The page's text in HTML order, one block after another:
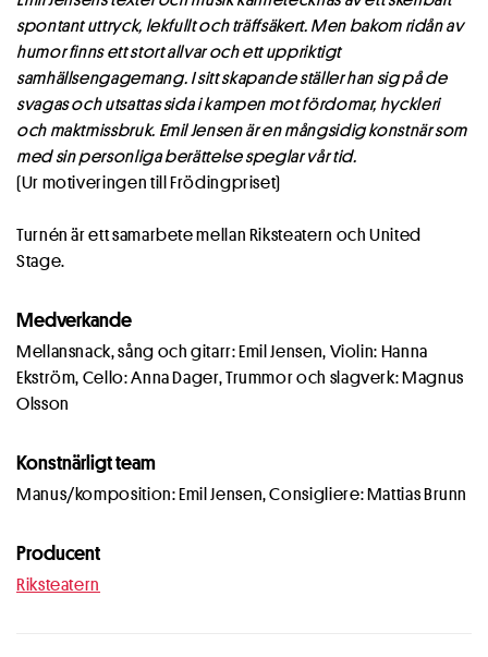
spontant uttryck, lekfullt och träffsäkert. Men bakom ridån av
humor finns ett stort allvar och ett uppriktigt
samhällsengagemang. I sitt skapande ställer han sig på de
svagas och utsattas sida i kampen mot fördomar, hyckleri
och maktmissbruk. Emil Jensen är en mångsidig konstnär som
med sin personliga berättelse speglar vår tid.
(Ur motiveringen till Frödingpriset)
Turnén är ett samarbete mellan Riksteatern och United
Stage.
Medverkande
Mellansnack, sång och gitarr: Emil Jensen, Violin: Hanna
Ekström, Cello: Anna Dager, Trummor och slagverk: Magnus
Olsson
Konstnärligt team
Manus/komposition: Emil Jensen, Consigliere: Mattias Brunn
Producent
Riksteatern